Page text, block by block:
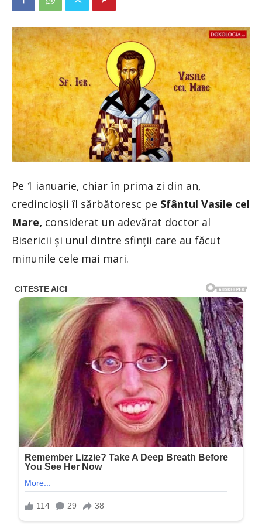
Pe 1 ianuarie, chiar în prima zi din an,
credincioșii îl sărbătoresc pe Sfântul Vasile cel
Mare, considerat un adevărat doctor al
Bisericii şi unul dintre sfinţii care au făcut
minunile cele mai mari.